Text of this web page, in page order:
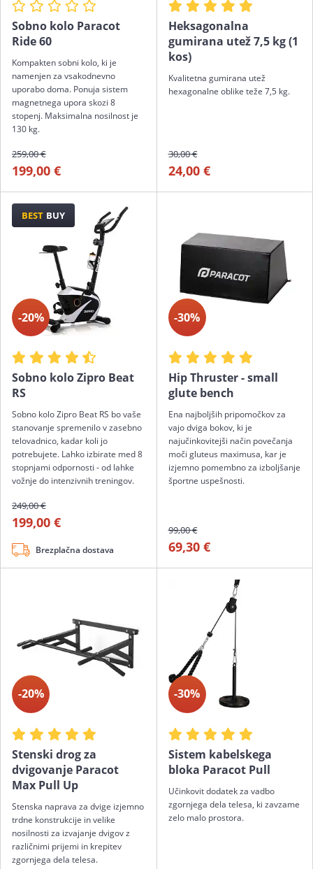
Sobno kolo Paracot
Ride 60
Kompakten sobni kolo, ki je
namenjen za vsakodnevno
uporabo doma. Ponuja sistem
magnetnega upora skozi 8
stopenj. Maksimalna nosilnost je
130 kg.
259,00 €
199,00 €
Heksagonalna
gumirana utež 7,5 kg (1
kos)
Kvalitetna gumirana utež
hexagonalne oblike teže 7,5 kg.
30,00 €
24,00 €
BEST BUY
-20%
Sobno kolo Zipro Beat
RS
Sobno kolo Zipro Beat RS bo vaše
stanovanje spremenilo v zasebno
telovadnico, kadar koli jo
potrebujete. Lahko izbirate med 8
stopnjami odpornosti - od lahke
vožnje do intenzivnih treningov.
249,00 €
199,00 €
Brezplačna dostava
-30%
Hip Thruster - small
glute bench
Ena najboljših pripomočkov za
vajo dviga bokov, ki je
najučinkovitejši način povečanja
moči gluteus maximusa, kar je
izjemno pomembno za izboljšanje
športne uspešnosti.
99,00 €
69,30 €
-20%
Stenski drog za
dvigovanje Paracot
Max Pull Up
Stenska naprava za dvige izjemno
trdne konstrukcije in velike
nosilnosti za izvajanje dvigov z
različnimi prijemi in krepitev
zgornjega dela telesa.
-30%
Sistem kabelskega
bloka Paracot Pull
Učinkovit dodatek za vadbo
zgornjega dela telesa, ki zavzame
zelo malo prostora.